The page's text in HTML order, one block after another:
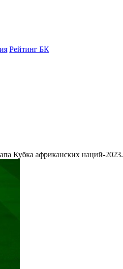
Рейтинг БК
Кубка африканских наций-2023.